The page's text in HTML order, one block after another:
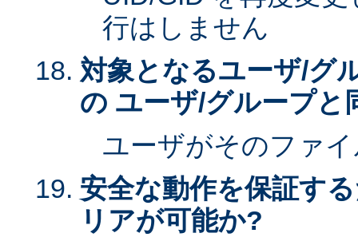
行はしません
対象となるユーザ/グ
の ユーザ/グループと
ユーザがそのファ
安全な動作を保証す
リアが可能か?